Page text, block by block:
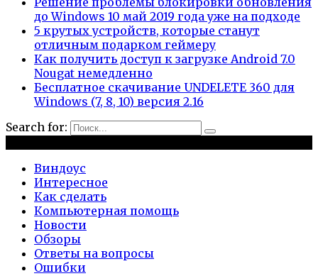
до Windows 10 май 2019 года уже на подходе
5 крутых устройств, которые станут
отличным подарком геймеру
Как получить доступ к загрузке Android 7.0
Nougat немедленно
Бесплатное скачивание UNDELETE 360 для
Windows (7, 8, 10) версия 2.16
Search for:
Виндоус
Интересное
Как сделать
Компьютерная помощь
Новости
Обзоры
Ответы на вопросы
Ошибки